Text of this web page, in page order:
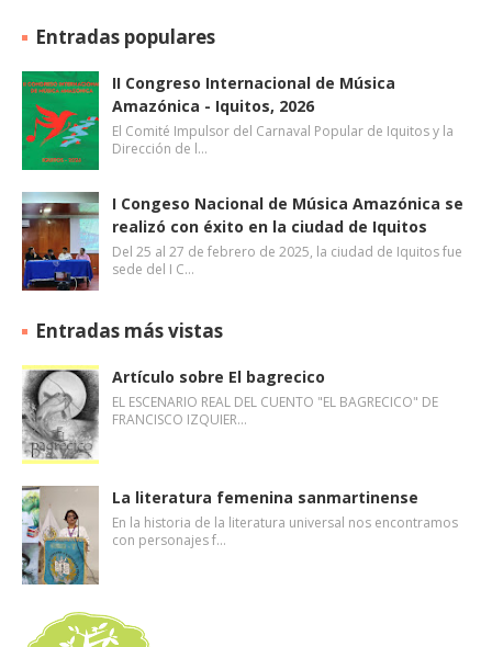
Entradas populares
II Congreso Internacional de Música
Amazónica - Iquitos, 2026
El Comité Impulsor del Carnaval Popular de Iquitos y la
Dirección de l…
I Congeso Nacional de Música Amazónica se
realizó con éxito en la ciudad de Iquitos
Del 25 al 27 de febrero de 2025, la ciudad de Iquitos fue
sede del I C…
Entradas más vistas
Artículo sobre El bagrecico
EL ESCENARIO REAL DEL CUENTO "EL BAGRECICO" DE
FRANCISCO IZQUIER…
La literatura femenina sanmartinense
En la historia de la literatura universal nos encontramos
con personajes f…